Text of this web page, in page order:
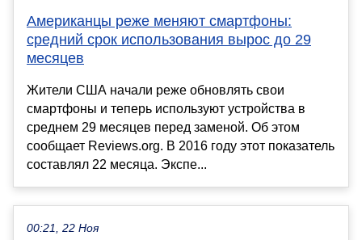
Американцы реже меняют смартфоны:
средний срок использования вырос до 29
месяцев
Жители США начали реже обновлять свои
смартфоны и теперь используют устройства в
среднем 29 месяцев перед заменой. Об этом
сообщает Reviews.org. В 2016 году этот показатель
составлял 22 месяца. Экспе...
00:21, 22 Ноя